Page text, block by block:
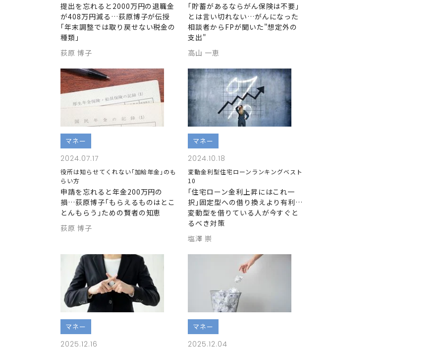
提出を忘れると2000万円の退職金
が408万円減る…荻原博子が伝授
｢年末調整では取り戻せない税金の
種類｣
荻原 博子
｢貯蓄があるならがん保険は不要｣
とは言い切れない…がんになった
相談者からFPが聞いた"想定外の
支出"
高山 一恵
マネー
2024.07.17
役所は知らせてくれない｢加給年金｣のも
らい方
申請を忘れると年金200万円の
損…荻原博子｢もらえるものはとこ
とんもらう｣ための賢者の知恵
荻原 博子
マネー
2024.10.18
変動金利型住宅ローンランキングベスト
10
｢住宅ローン金利上昇にはこれ一
択｣固定型への借り換えより有利…
変動型を借りている人が今すぐと
るべき対策
塩澤 崇
マネー
2025.12.16
マネー
2025.12.04